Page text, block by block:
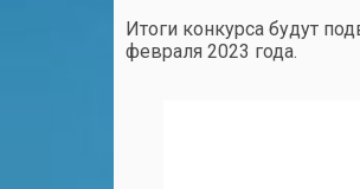
Итоги конкурса будут
февраля 2023 года.